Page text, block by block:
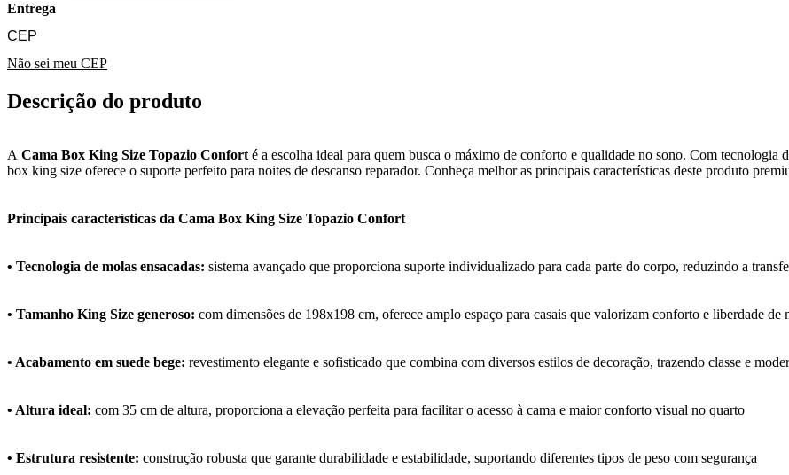
Entrega
Não sei meu CEP
Descrição do produto
A Cama Box King Size Topazio Confort é a escolha ideal para quem busca o máximo de conforto e qualidade no sono. Com tecnologia
box king size oferece o suporte perfeito para noites de descanso reparador. Conheça melhor as principais características deste produto
Principais características da Cama Box King Size Topazio Confort
• Tecnologia de molas ensacadas: sistema avançado que proporciona suporte individualizado para cada parte do corpo, reduzindo a
• Tamanho King Size generoso: com dimensões de 198x198 cm, oferece amplo espaço para casais que valorizam conforto e liberdade de
• Acabamento em suede bege: revestimento elegante e sofisticado que combina com diversos estilos de decoração, trazendo classe e
• Altura ideal: com 35 cm de altura, proporciona a elevação perfeita para facilitar o acesso à cama e maior conforto visual no quarto
• Estrutura resistente: construção robusta que garante durabilidade e estabilidade, suportando diferentes tipos de peso com segurança